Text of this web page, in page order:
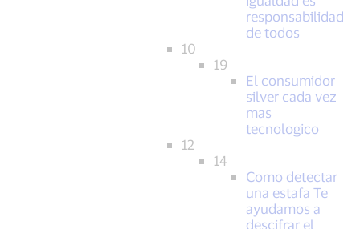
responsabilidad
de todos
10
19
El consumidor
silver cada vez
mas
tecnologico
12
14
Como detectar
una estafa Te
ayudamos a
descifrar el